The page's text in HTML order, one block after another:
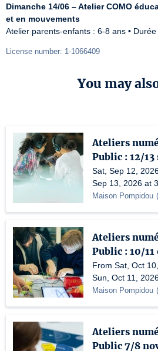
Dimanche 14/06 – Atelier COMO
et en mouvements
Atelier parents-enfants : 6-8 ans •
License number: 1-1066409
You may
Ateliers
Public : 12/
Sat, Sep 12,
Sep 13, 2026 at
Maison Pompidou (
Ateliers
Public : 10/
From Sat, Oct
Sun, Oct 11,
Maison Pompidou (
Ateliers
Public 7/8